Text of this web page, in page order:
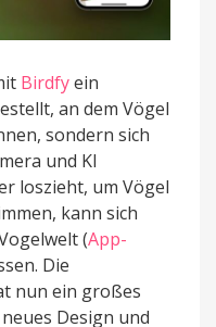
Birdfyein
an dem Vögel
sondern sich
und KI
loszieht, um Vögel
kann sich
(App-
Die
nun ein großes
Design und